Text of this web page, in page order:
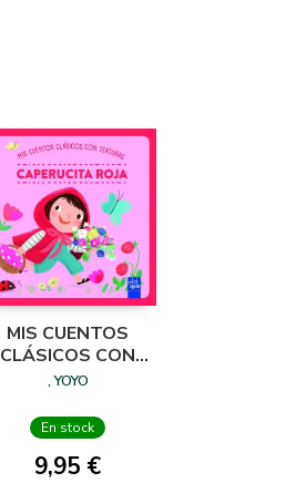
MIS CUENTOS
CLÁSICOS CON
TEXTURAS.
, YOYO
En stock
9,95 €